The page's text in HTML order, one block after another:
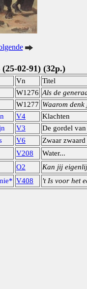
02-91) (32p.)
Vn Titel
W1276 Als de
W1277 Waarom denk
V4 Klachten
V3 De gordel van
V6 Zwaar zwaard
V208 Water...
O2 Kan jij
V408 't Is voor het